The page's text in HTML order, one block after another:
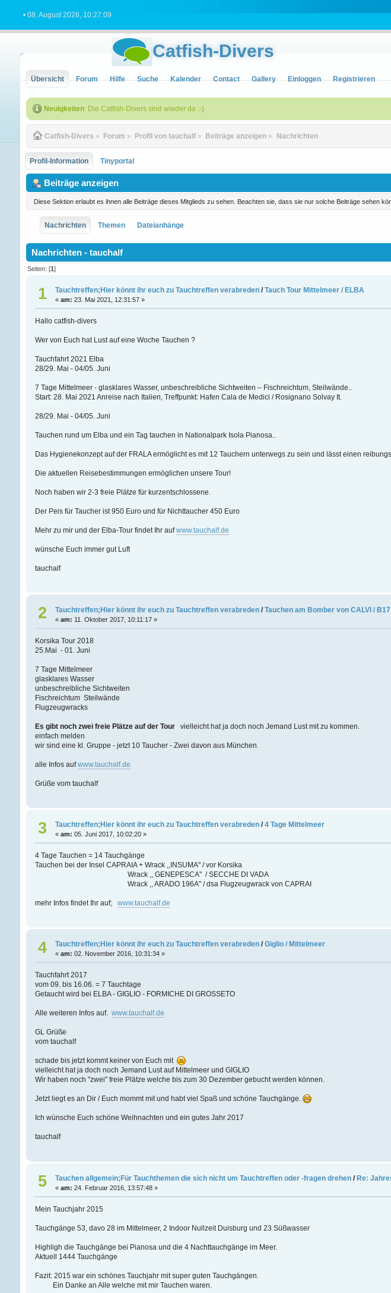
• 08. August 2026, 10:27:09
Catfish-Divers
Übersicht Forum Hilfe Suche Kalender Contact Gallery Einloggen Registrieren
Neuigkeiten: Die Catfish-Divers sind wieder da :-)
Catfish-Divers » Forum » Profil von tauchalf » Beiträge anzeigen » Nachrichten
Profil-Information Tinyportal
Beiträge anzeigen
Diese Sektion erlaubt es ihnen alle Beiträge dieses Mitglieds zu sehen. Beachten sie, dass sie nur solche Beiträge sehen
Nachrichten Themen Dateianhänge
Nachrichten - tauchalf
Seiten: [1]
1 Tauchtreffen;Hier könnt ihr euch zu Tauchtreffen verabreden/Tauch Tour Mittelmeer / ELBA
« am: 23. Mai 2021, 12:31:57 »
Hallo catfish-divers
Wer von Euch hat Lust auf eine Woche Tauchen ?
Tauchfahrt 2021 Elba
28/29. Mai - 04/05. Juni
7 Tage Mittelmeer - glasklares Wasser, unbeschreibliche Sichtweiten – Fischreichtum, Steilwände..
Start: 28. Mai 2021 Anreise nach Italien, Treffpunkt: Hafen Cala de Medici / Rosignano Solvay It.
28/29. Mai - 04/05. Juni
Tauchen rund um Elba und ein Tag tauchen in Nationalpark Isola Pianosa..
Das Hygienekonzept auf der FRALA ermöglicht es mit 12 Tauchern unterwegs zu sein und lässt einen
Die aktuellen Reisebestimmungen ermöglichen unsere Tour!
Noch haben wir 2-3 freie Plätze für kurzentschlossene.
Der Peis für Taucher ist 950 Euro und für Nichttaucher 450 Euro
Mehr zu mir und der Elba-Tour findet Ihr aufwww.tauchalf.de
wünsche Euch immer gut Luft
tauchalf
2 Tauchtreffen;Hier könnt ihr euch zu Tauchtreffen verabreden/Tauchen am Bomber von CALVI /
« am: 11. Oktober 2017, 10:11:17 »
Korsika Tour 2018
25.Mai - 01. Juni
7 Tage Mittelmeer
glasklares Wasser
unbeschreibliche Sichtweiten
Fischreichtum Steilwände
Flugzeugwracks
Es gibt noch zwei freie Plätze auf der Tour
vielleicht hat ja doch noch Jemand Lust mit zu kommen.
einfach melden
wir sind eine kl. Gruppe - jetzt 10 Taucher - Zwei davon aus München.
alle Infos aufwww.tauchalf.de
Grüße vom tauchalf
3 Tauchtreffen;Hier könnt ihr euch zu Tauchtreffen verabreden/4 Tage Mittelmeer
« am: 05. Juni 2017, 10:02:20 »
4 Tage Tauchen = 14 Tauchgänge
Tauchen bei der Insel CAPRAIA + Wrack ,,INSUMA" / vor Korsika
Wrack ,, GENEPESCA" / SECCHE DI VADA
Wrack ,, ARADO 196A" / dsa Flugzeugwrack von CAPRAI
mehr Infos findet Ihr auf; www.tauchalf.de
4 Tauchtreffen;Hier könnt ihr euch zu Tauchtreffen verabreden/Giglio / Mittelmeer
« am: 02. November 2016, 10:31:34 »
Tauchfahrt 2017
vom 09. bis 16.06. = 7 Tauchtage
Getaucht wird bei ELBA - GIGLIO - FORMICHE DI GROSSETO
Alle weiteren Infos auf. www.tauchalf.de
GL Grüße
vom tauchalf
schade bis jetzt kommt keiner von Euch mit
vielleicht hat ja doch noch Jemand Lust auf Mittelmeer und GIGLIO
Wir haben noch "zwei" freie Plätze welche bis zum 30 Dezember gebucht werden können.
Jetzt liegt es an Dir / Euch mommt mit und habt viel Spaß und schöne Tauchgänge.
Ich wünsche Euch schöne Weihnachten und ein gutes Jahr 2017
tauchalf
5 Tauchen allgemein;Für Tauchthemen die sich nicht um Tauchtreffen oder -fragen drehen/ Re:
« am: 24. Februar 2016, 13:57:48 »
Mein Tauchjahr 2015
Tauchgänge 53, davo 28 im Mittelmeer, 2 Indoor Nullzeit Duisburg und 23 Süßwasser
Highligh die Tauchgänge bei Pianosa und die 4 Nachttauchgänge im Meer.
Aktuell 1444 Tauchgänge
Fazit: 2015 war ein schönes Tauchjahr mit super guten Tauchgängen.
Ein Danke an Alle welche mit mir Tauchen waren.